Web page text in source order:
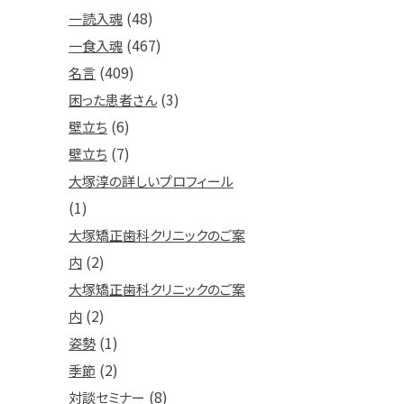
一読入魂 (48)
一食入魂 (467)
名言 (409)
困った患者さん(3)
壁立ち (6)
壁立ち (7)
大塚淳の詳しいプロフィール
(1)
大塚矯正歯科クリニックのご案
内 (2)
大塚矯正歯科クリニックのご案
内 (2)
姿勢 (1)
季節 (2)
対談セミナー (8)